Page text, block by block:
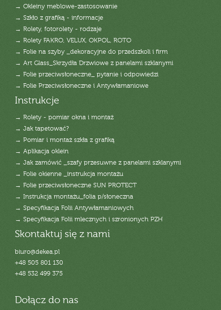
→ Okleiny meblowe-zastosowanie
→ Szkło z grafiką - informacje
→ Rolety, fotorolety - rodzaje
→ Rolety FAKRO, VELUX, OKPOL, ROTO
→ Folie na szyby _dekoracyjne do przedszkoli i firm
→ Art Glass_Skrzydła Drzwiowe z panelami szklanymi
→ Folie przeciwsłoneczne_ pytanie i odpowiedzi
→ Folie Przeciwsłoneczne i Antywłamaniowe
Instrukcje
→ Rolety - pomiar okna i montaż
→ Jak tapetować?
→ Pomiar i montaż szkła z grafiką
→ Aplikacja oklein
→ Jak zamówić _szafy przesuwne z panelami szklanymi
→ Folie okienne _instrukcja montażu
→ Folie przeciwsłoneczne SUN PROTECT
→ Instrukcja montażu_folia p/słoneczna
→ Specyfikacja Folii Antywłamaniowych
→ Specyfikacja Folii mlecznych i szronionych PZH
Skontaktuj się z nami
biuro@dekea.pl
+48 505 801 130
+48 532 499 375
Dołącz do nas